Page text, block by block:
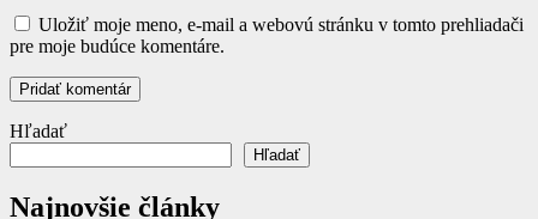
Uložiť moje meno, e-mail a webovú stránku v tomto prehliadači
pre moje budúce komentáre.
Hľadať
Hľadať
Najnovšie články